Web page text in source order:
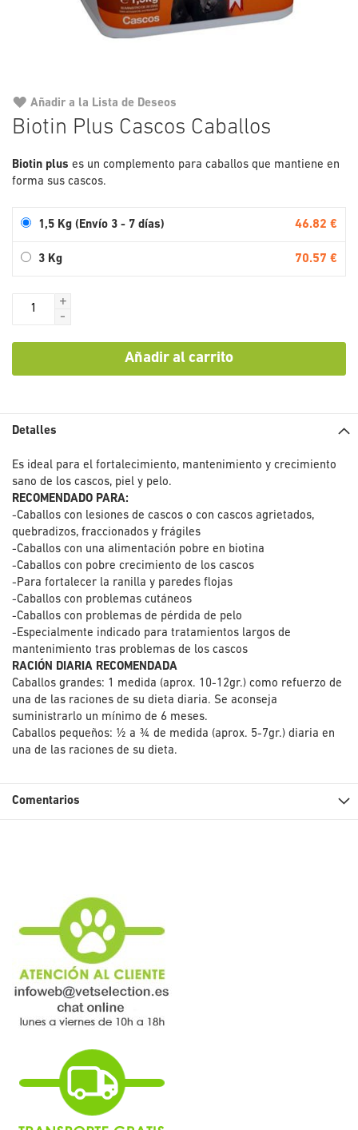
Biotin Plus Cascos Caballos
Biotin plus es un complemento para caballos que mantiene en
forma sus cascos.
1,5 Kg (Envío 3 - 7 días) 46.82 €
3 Kg 70.57 €
+
-
Añadir al carrito
Añadir a la Lista de Deseos
al
de
Detalles
Es ideal para el fortalecimiento, mantenimiento y crecimiento
sano de los cascos, piel y pelo.
RECOMENDADO PARA:
-Caballos con lesiones de cascos o con cascos agrietados,
quebradizos, fraccionados y frágiles
-Caballos con una alimentación pobre en biotina
-Caballos con pobre crecimiento de los cascos
-Para fortalecer la ranilla y paredes flojas
-Caballos con problemas cutáneos
-Caballos con problemas de pérdida de pelo
-Especialmente indicado para tratamientos largos de
mantenimiento tras problemas de los cascos
RACIÓN DIARIA RECOMENDADA
Caballos grandes: 1 medida (aprox. 10-12gr.) como refuerzo de
una de las raciones de su dieta diaria. Se aconseja
suministrarlo un mínimo de 6 meses.
Caballos pequeños: ½ a ¾ de medida (aprox. 5-7gr.) diaria en
una de las raciones de su dieta.
Comentarios